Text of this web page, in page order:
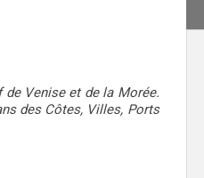
de Venise et de la Morée.
des Côtes, Villes, Ports